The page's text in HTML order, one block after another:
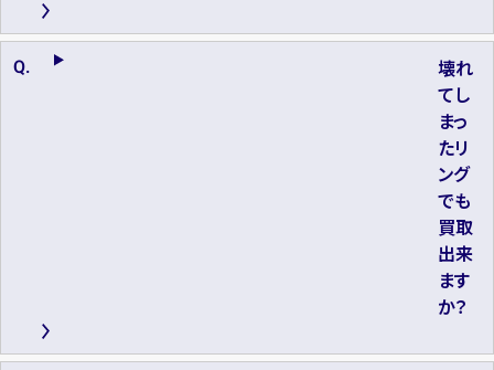
壊れ
てし
まっ
たリ
ング
でも
買取
出来
ます
か？